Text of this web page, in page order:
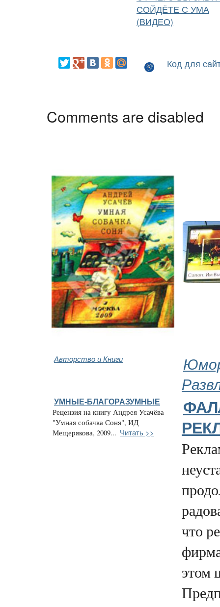
СОЙДЁТЕ С УМА
(ВИДЕО)
Код для
Comments are disabled
Авторство и Книги
УМНЫЕ-БЛАГОРАЗУМНЫЕ
Рецензия на книгу Андрея Усачёва
"Умная собачка Соня", ИД
Мещерякова, 2009... Читать >>
что
этом